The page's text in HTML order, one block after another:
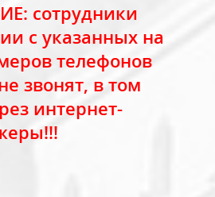
сотрудники
с указанных на
телефонов
звонят, в том
интернет-